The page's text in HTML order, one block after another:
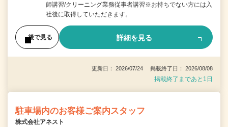
師講習/クリーニング業務従事者講習※お持ちでない方には入
社後に取得していただきます。
後で見る 詳細を見る
更新日： 2026/07/24 掲載終了日： 2026/08/08
掲載終了まであと1日
駐車場内のお客様ご案内スタッフ
株式会社アネスト